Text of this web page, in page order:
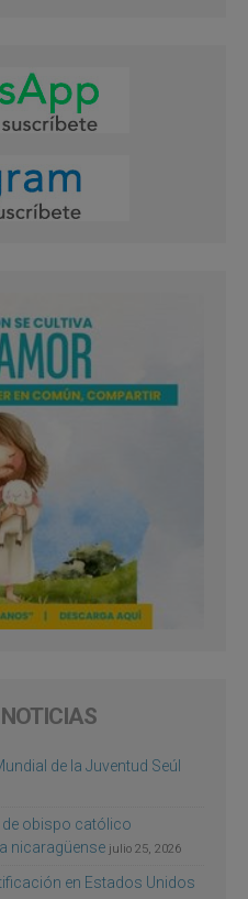
de la Juventud Seúl
de obispo católico
nicaragüense julio 25, 2026
en Estados Unidos